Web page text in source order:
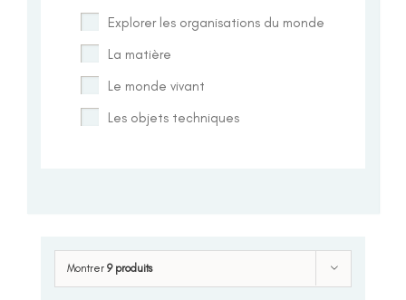
Montrer 9 produits
Explorer les organisations du monde
La matière
Le monde vivant
Les objets techniques